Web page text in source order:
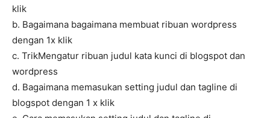
klik
b. Bagaimana bagaimana membuat ribuan wordpress
dengan 1x klik
c. TrikMengatur ribuan judul kata kunci di blogspot dan
wordpress
d. Bagaimana memasukan setting judul dan tagline di
blogspot dengan 1 x klik